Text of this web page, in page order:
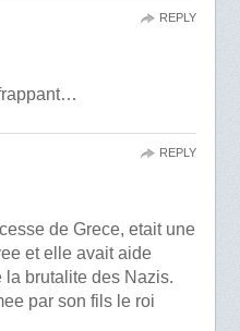
REPLY
de Grece, etait une
et elle avait aide
la brutalite des Nazis.
par son fils le roi
REPLY